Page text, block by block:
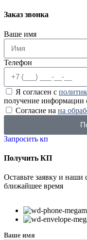
Заказ звонка
Ваше имя
Телефон
Я согласен с
получение информации
Согласие на на
Запросить кп
Получить КП
Оставьте заявку и наши
ближайшее время
Ваше имя